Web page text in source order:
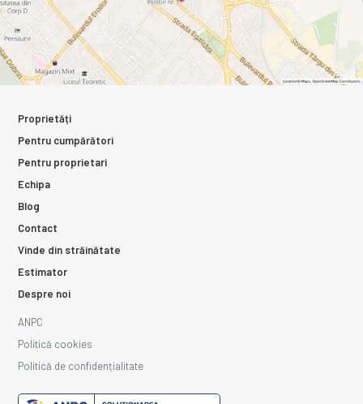
Proprietăți
Pentru cumpărători
Pentru proprietari
Echipa
Blog
Contact
Vinde din străinătate
Estimator
Despre noi
ANPC
Politică cookies
Politică de confidențialitate